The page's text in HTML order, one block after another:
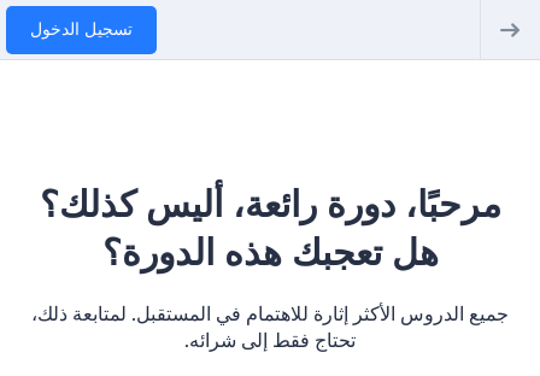
تسجيل الدخول
مرحبًا، دورة رائعة، أليس كذلك؟
هل تعجبك هذه الدورة؟
جميع الدروس الأكثر إثارة للاهتمام في المستقبل. لمتابعة ذلك،
تحتاج فقط إلى شرائه.